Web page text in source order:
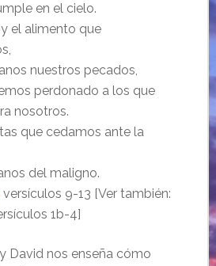
en el cielo.
el alimento que
nuestros pecados,
perdonado a los que
nosotros.
que cedamos ante la
del maligno.
versículos 9-13 [Ver también:
1b-4]
David nos enseña cómo